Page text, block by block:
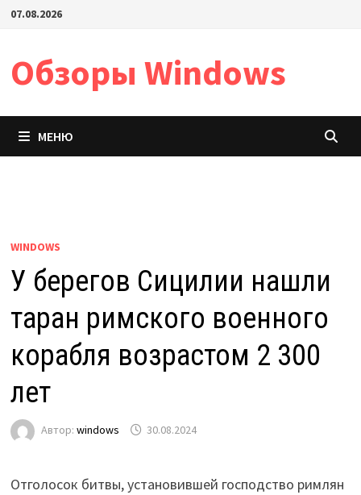
Перейти
содержимому
07.08.2026
Обзоры Windows
МЕНЮ
WINDOWS
У берегов Сицилии нашли
таран римского военного
корабля возрастом 2 300
лет
Автор: windows 30.08.2024
Отголосок битвы, установившей господство римлян